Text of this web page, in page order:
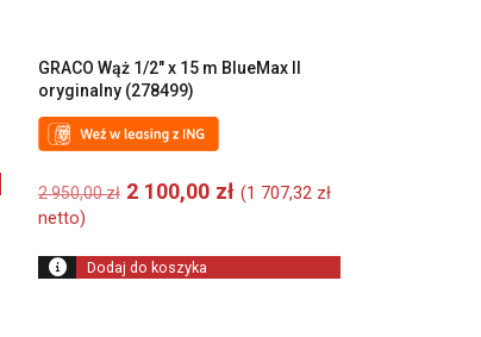
GRACO Wąż 1/2″ x 15 m BlueMax II
oryginalny (278499)
2 950,00zł Pierwotna
2
950,00 zł.
2 100,00 złAktualna
2
100,00 zł.
(1 707,32 zł
netto)
Dodaj do koszyka